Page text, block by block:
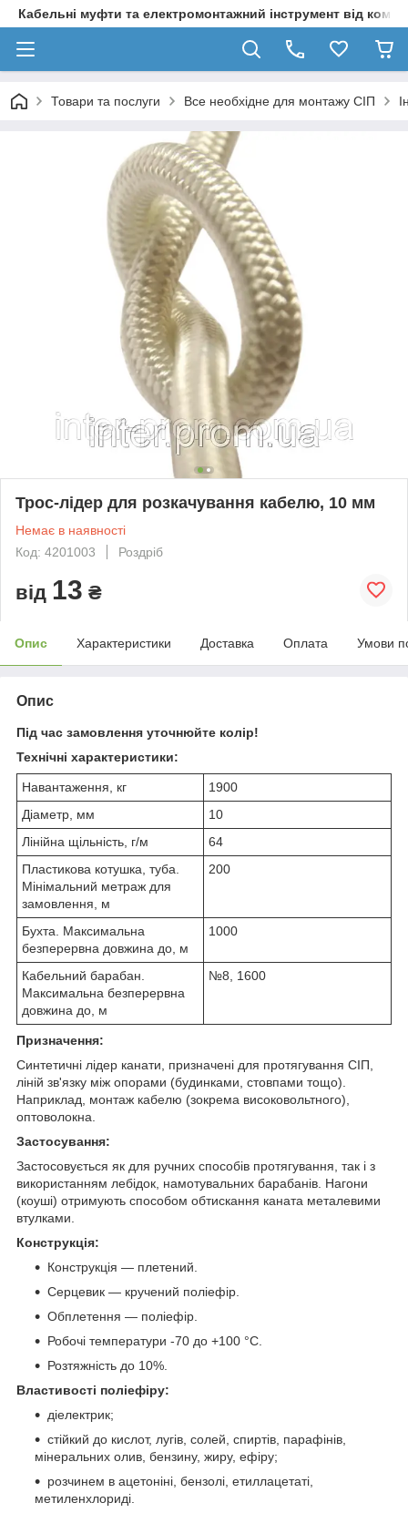
Кабельні муфти та електромонтажний інструмент від
Товари та послуги Все необхідне для монтажу СІП
Трос-лідер для розкачування кабелю, 10 мм
Немає в наявності
Код: 4201003
Роздріб
від 13 ₴
Опис Характеристики Доставка Оплата Умови
Опис
Під час замовлення уточнюйте колір!
Технічні характеристики:
Навантаження, кг
1900
Діаметр, мм
10
Лінійна щільність, г/м
64
Пластикова котушка, туба.
Мінімальний метраж для
замовлення, м
200
Бухта. Максимальна
безперервна довжина до, м
1000
Кабельний барабан.
Максимальна безперервна
довжина до, м
№8, 1600
Призначення:
Синтетичні лідер канати, призначені для протягування СІП,
ліній зв'язку між опорами (будинками, стовпами тощо).
Наприклад, монтаж кабелю (зокрема високовольтного),
оптоволокна.
Застосування:
Застосовується як для ручних способів протягування, так і з
використанням лебідок, намотувальних барабанів. Нагони
(коуші) отримують способом обтискання каната металевими
втулками.
Конструкція:
Конструкція — плетений.
Серцевик — кручений поліефір.
Обплетення — поліефір.
Робочі температури -70 до +100 °C.
Розтяжність до 10%.
Властивості поліефіру:
діелектрик;
стійкий до кислот, лугів, солей, спиртів, парафінів,
мінеральних олив, бензину, жиру, ефіру;
розчинем в ацетоніні, бензолі, етиллацетаті,
метиленхлориді.